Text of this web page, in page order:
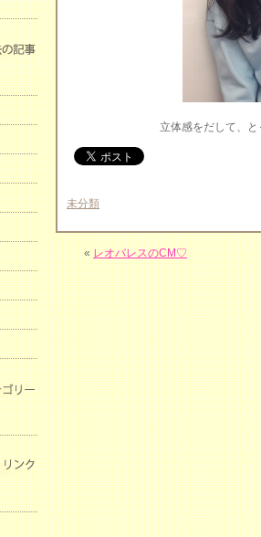
立体感をだして、
未分類
«レオパレスのCM♡